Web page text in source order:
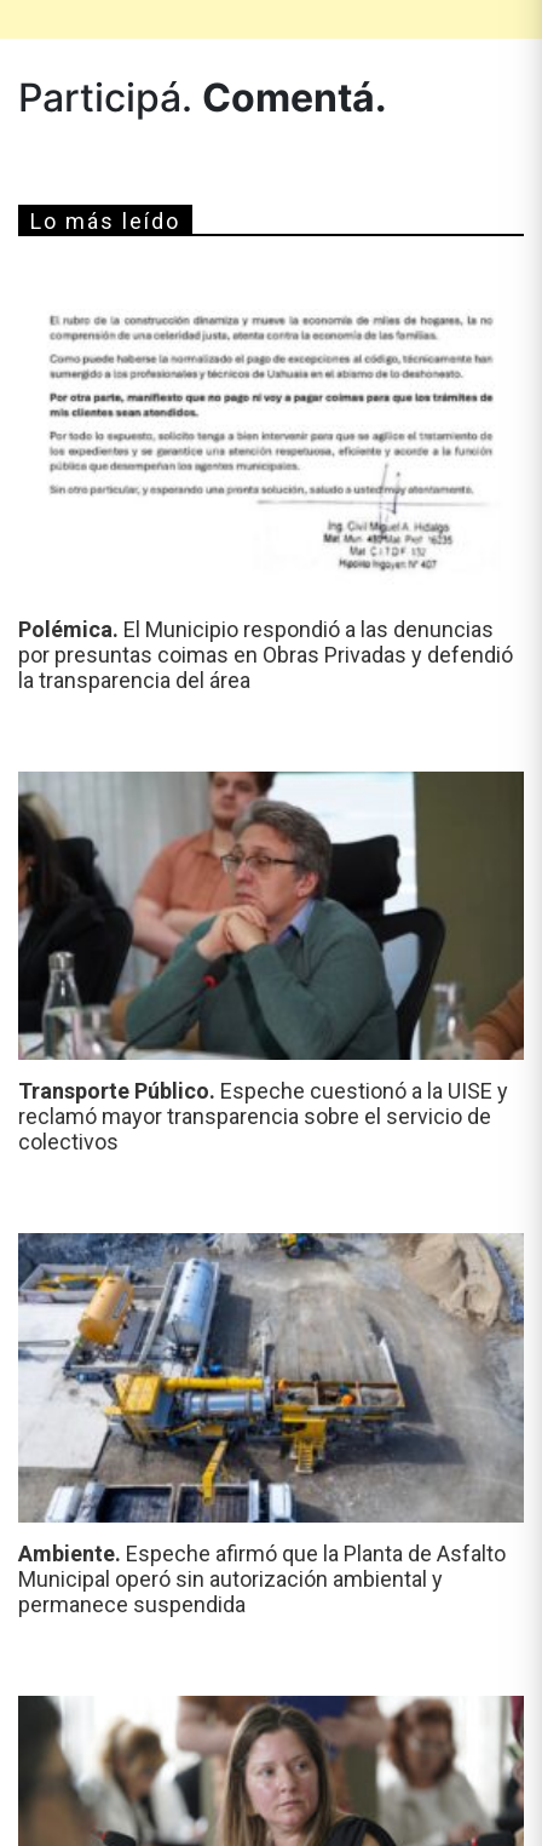
Participá. Comentá.
Lo más leído
Polémica. El Municipio respondió a las denuncias
por presuntas coimas en Obras Privadas y defendió
la transparencia del área
Transporte Público. Espeche cuestionó a la UISE y
reclamó mayor transparencia sobre el servicio de
colectivos
Ambiente. Espeche afirmó que la Planta de Asfalto
Municipal operó sin autorización ambiental y
permanece suspendida